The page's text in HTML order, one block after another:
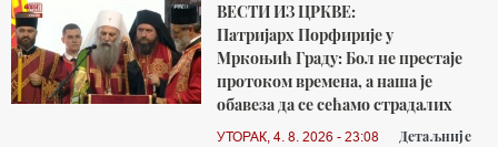
ВЕСТИ ИЗ ЦРКВЕ:
Патријарх Порфирије у
Мркоњић Граду: Бол не престаје
протоком времена, а наша је
обавеза да се сећамо страдалих
УТОРАК, 4. 8. 2026 - 23:08 Детаљније